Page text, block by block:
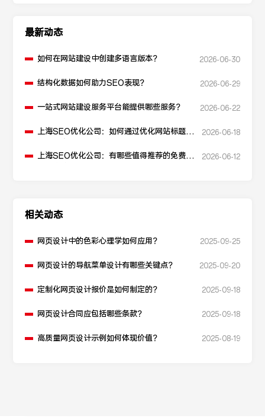
最新动态
如何在网站建设中创建多语言版本？ 2026-06-30
结构化数据如何助力SEO表现？ 2026-06-29
一站式网站建设服务平台能提供哪些服务？ 2026-06-22
上海SEO优化公司：如何通过优化网站标题提
2026-06-18
上海SEO优化公司：有哪些值得推荐的免费
2026-06-12
相关动态
网页设计中的色彩心理学如何应用？ 2025-09-25
网页设计的导航菜单设计有哪些关键点？ 2025-09-20
定制化网页设计报价是如何制定的？ 2025-09-18
网页设计合同应包括哪些条款？ 2025-09-18
高质量网页设计示例如何体现价值？ 2025-08-19